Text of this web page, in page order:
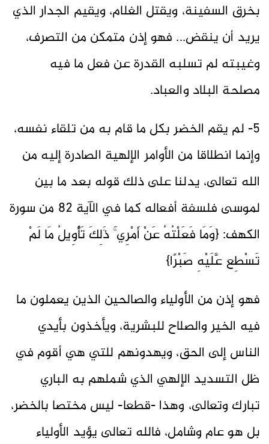
بخرق السفينة، ويقتل الغلام، ويقيم الجدار الذي
يريد أن ينقض... فهو إذن متمكن من التصرف،
وغيبته لم تسلبه القدرة عن فعل ما فيه
مصلحة البلاد والعباد.
5- لم يقم الخضر بكل ما قام به من تلقاء نفسه،
وإنما انطلاقا من الأوامر الإلهية الصادرة إليه من
الله تعالى، يدلنا على ذلك قوله بعد ما بين
لموسى فلسفة أفعاله كما في الآية 82 من سورة
الكهف: {وَمَا فَعَلْتُهُ عَنْ أَمْرِي ۚ ذَٰلِكَ تَأْوِيلُ مَا لَمْ
تَسْطِع عَّلَيْهِ صَبْرًا}
فهو إذن من الأولياء والصالحين الذين يعملون ما
فيه الخير والصلاح للبشرية، ويأخذون بأيدي
الناس إلى الحق، ويهدونهم للتي هي أقوم في
ظل التسديد الإلهي الذي شملهم به الباري
تبارك وتعالى، وهذا -قطعا- ليس مختصا بالخضر،
بل هو عام وشامل، فالله تعالى يؤيد الأولياء